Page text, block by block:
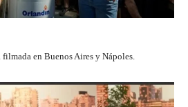
filmada en Buenos Aires y Nápoles.